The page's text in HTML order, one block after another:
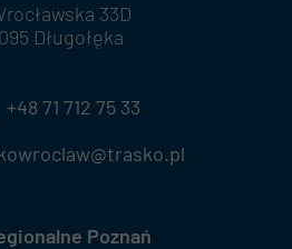
33D
Długołęka
71 712 75 33
Poznań